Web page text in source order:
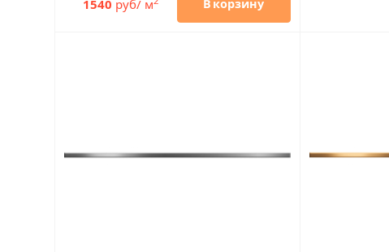
1540 руб/ м В корзину